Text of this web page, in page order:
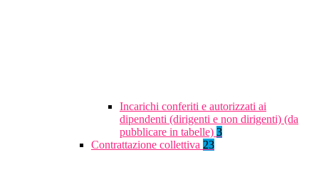
Incarichi conferiti e autorizzati ai
dipendenti (dirigenti e non dirigenti) (da
pubblicare in tabelle) 3
Contrattazione collettiva 23